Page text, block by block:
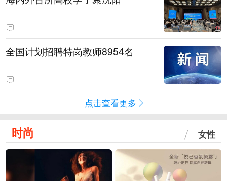
全国计划招聘特岗教师8954名
点击查看更多
时尚 女性